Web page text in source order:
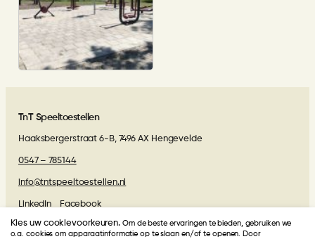
TnT Speeltoestellen
Haaksbergerstraat 6-B, 7496 AX Hengevelde
0547 – 785144
info@tntspeeltoestellen.nl
LinkedIn Facebook
Algemene voorwaarden
Kies uw cookievoorkeuren. Om de beste ervaringen te bieden, gebruiken we
o.a. cookies om apparaatinformatie op te slaan en/of te openen. Door